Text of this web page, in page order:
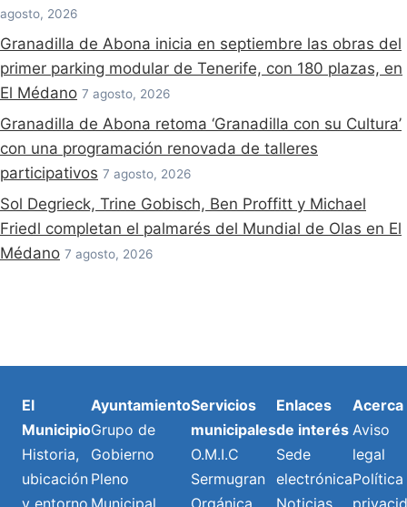
agosto, 2026
Granadilla de Abona inicia en septiembre las obras del
primer parking modular de Tenerife, con 180 plazas, en
El Médano 7 agosto, 2026
Granadilla de Abona retoma ‘Granadilla con su Cultura’
con una programación renovada de talleres
participativos 7 agosto, 2026
Sol Degrieck, Trine Gobisch, Ben Proffitt y Michael
Friedl completan el palmarés del Mundial de Olas en El
Médano 7 agosto, 2026
El
Municipio
Historia,
ubicación
Ayuntamiento
Grupo de
Gobierno
Pleno
Servicios
municipales
O.M.I.C
Sermugran
Enlaces
de interés
Sede
electrónica
Acerca
Aviso
legal
Política